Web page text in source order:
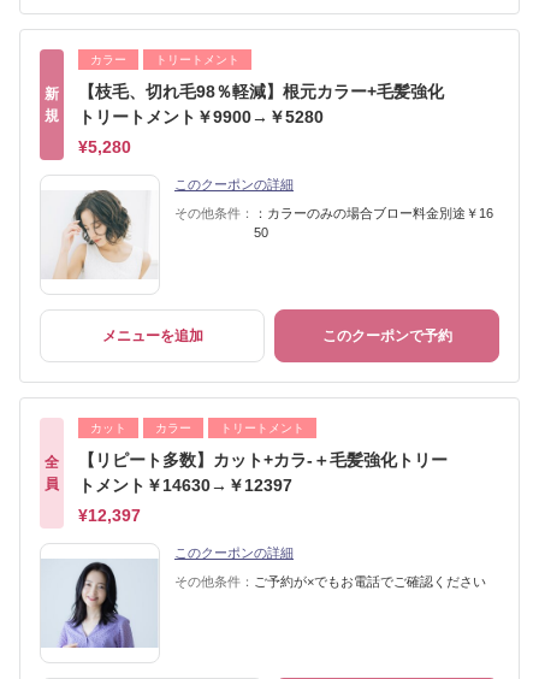
新
規
カラー トリートメント
【枝毛、切れ毛98％軽減】根元カラー+毛髪強化
トリートメント￥9900→￥5280
¥5,280
このクーポンの詳細
その他条件：
：カラーのみの場合ブロー料金別途￥16
50
メニューを追加 このクーポンで予約
全
員
カット カラー トリートメント
【リピート多数】カット+カラ-＋毛髪強化トリー
トメント￥14630→￥12397
¥12,397
このクーポンの詳細
その他条件： ご予約が×でもお電話でご確認ください